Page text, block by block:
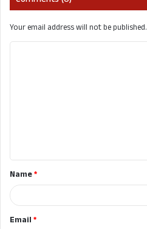
Your email address will not be published.
t
*Name*
Email*